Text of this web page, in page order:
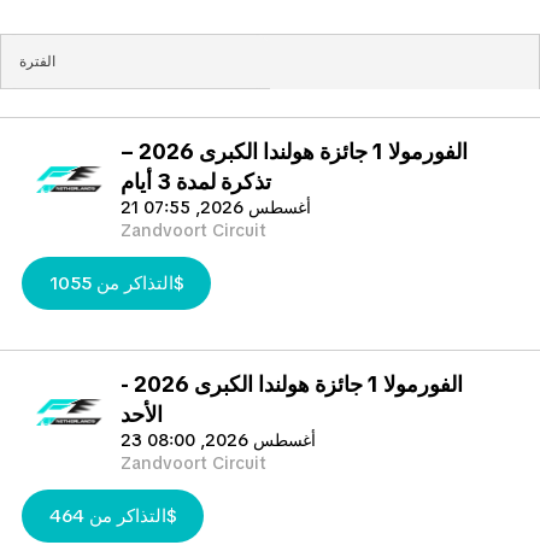
سيغير ديناميكية المنافسة في هذا الحدث. سيبدأ سباق الجائزة الكبرى يوم
الجمعة 21 أغسطس بجلسة تدريبية وتصفيات السباق السريع لتختتم اليوم.
لا تفوت فرصة مشاهدة ختام فصل مهم جدًا في تاريخ الفورمولا واحد.
نظام الحجز الآمن عبر الإنترنت واستمتع بعطلة نهاية أسبوع لا تُنسى في
الفورمولا 1 جائزة هولندا الكبرى 2026 –
تذكرة لمدة 3 أيام
21 أغسطس 2026, 07:55
Zandvoort Circuit
التذاكر من 1055$
الفورمولا 1 جائزة هولندا الكبرى 2026 -
الأحد
23 أغسطس 2026, 08:00
Zandvoort Circuit
التذاكر من 464$